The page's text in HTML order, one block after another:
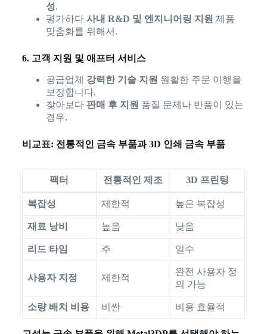
성.
평가하다 사내 R&D 및 엔지니어링 지원 제품
맞춤화를 위해서.
6. 고객 지원 및 애프터 서비스
공급업체 강력한 기술 지원 원활한 주문 이행을
보장합니다.
찾아보다 판매 후 지원 품질 문제나 반품이 있는
경우.
비교표: 전통적인 금속 부품과 3D 인쇄 금속 부품
팩터 전통적인 제조 3D 프린팅
복잡성 제한적 높은 복잡성
재료 낭비 높음 낮음
리드 타임 주 일수
사용자 지정 제한적
완전 사용자 정
의 가능
소량 배치 비용 비싼 비용 효율적